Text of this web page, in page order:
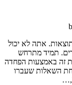
אתה לא יכול
תמיד מתרחש
זה באמצעות הפחדה
אחת השאלות שעברו